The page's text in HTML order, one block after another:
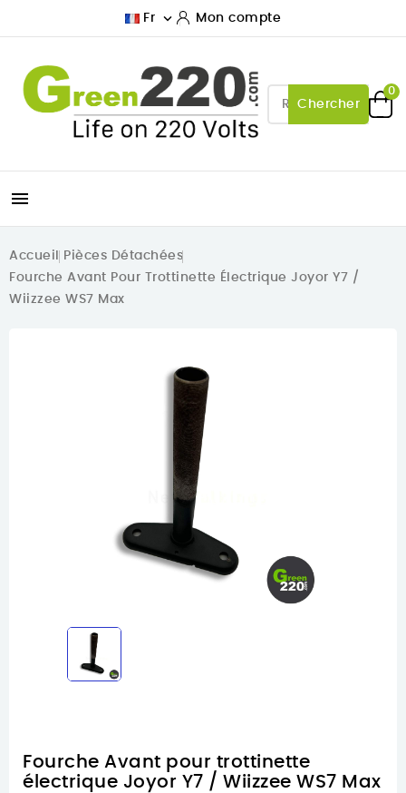
Fr  Mon compte
Chercher
0

Accueil
Pièces Détachées
Fourche Avant Pour Trottinette Électrique Joyor Y7 /
Wiizzee WS7 Max
Fourche Avant pour trottinette
électrique Joyor Y7 / Wiizzee WS7 Max